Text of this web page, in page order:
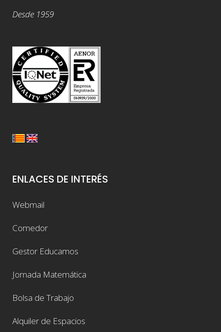
Desde 1959
ENLACES DE INTERÉS
Webmail
Comedor
Gestor Educamos
Jornada Matemática
Bolsa de Trabajo
Alquiler de Espacios